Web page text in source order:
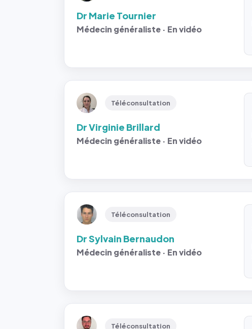
Dr Marie Tournier
Médecin généraliste · En vidéo
Téléconsultation
Dr Virginie Brillard
Médecin généraliste · En vidéo
Téléconsultation
Dr Sylvain Bernaudon
Médecin généraliste · En vidéo
Téléconsultation